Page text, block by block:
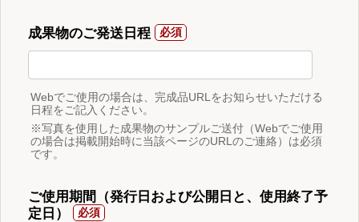
成果物のご発送日程
Webでご使用の場合は、完成品URLをお知らせいただける
日程をご記入ください。
※写真を使用した成果物のサンプルご送付（Webでご使用
の場合は掲載開始時に当該ページのURLのご連絡）は必須
です。
ご使用期間（発行日および公開日と、使用終了予
定日）